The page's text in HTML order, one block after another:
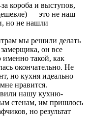
короба и выступов,
— это не наш
но не нашли
мы решили делать
он все
такой, как
окончательно. Не
но кухня идеально
нравится.
нашу кухню-
стенам, им пришлось
но результат